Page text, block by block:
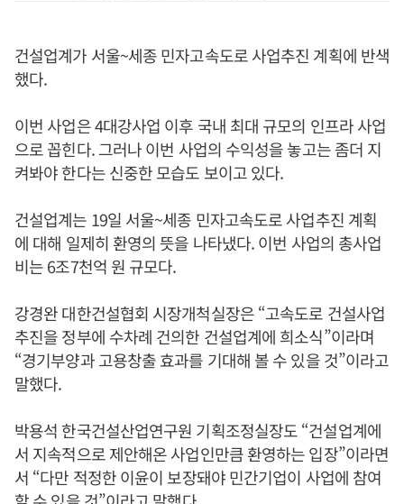
건설업계가 서울~세종 민자고속도로 사업추진 계획에 반색
했다.
이번 사업은 4대강사업 이후 국내 최대 규모의 인프라 사업
으로 꼽힌다. 그러나 이번 사업의 수익성을 놓고는 좀더 지
켜봐야 한다는 신중한 모습도 보이고 있다.
건설업계는 19일 서울~세종 민자고속도로 사업추진 계획
에 대해 일제히 환영의 뜻을 나타냈다. 이번 사업의 총사업
비는 6조7천억 원 규모다.
강경완 대한건설협회 시장개척실장은 “고속도로 건설사업
추진을 정부에 수차례 건의한 건설업계에 희소식”이라며
“경기부양과 고용창출 효과를 기대해 볼 수 있을 것”이라고
말했다.
박용석 한국건설산업연구원 기획조정실장도 “건설업계에
서 지속적으로 제안해온 사업인만큼 환영하는 입장”이라면
서 “다만 적정한 이윤이 보장돼야 민간기업이 사업에 참여